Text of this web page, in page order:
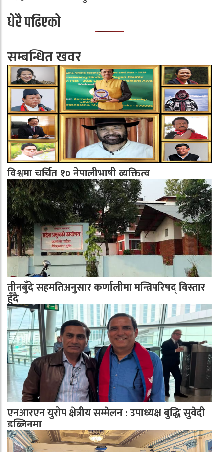
धेरै पढिएको
सम्बन्धित खवर
विश्वमा चर्चित १० नेपालीभाषी व्यक्तित्व
तीनबुँदे सहमतिअनुसार कर्णालीमा मन्त्रिपरिषद् विस्तार
हुँदै
एनआरएन युरोप क्षेत्रीय सम्मेलन : उपाध्यक्ष बुद्धि सुवेदी
डब्लिनमा